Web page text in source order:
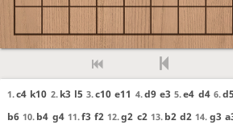
1.c4 k10 2. k3 l5 3.c10 e11 4.d9 e3 5.e4 d4 6.d5
b6 10. b4 g4 11.f3 f2 12.g2 c2 13. b2 d2 14. g3